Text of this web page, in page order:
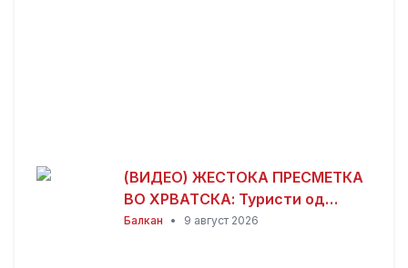
(ВИДЕО) ЖЕСТОКА ПРЕСМЕТКА
ВО ХРВАТСКА: Туристи од
Албанија дивееле со квадови,
Балкан • 9 август 2026